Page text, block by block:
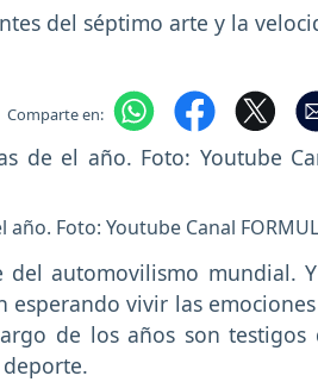
del séptimo arte y la
Comparte en:
Foto: Youtube Canal
automovilismo mundial.
esperando vivir las
de los años son testigos